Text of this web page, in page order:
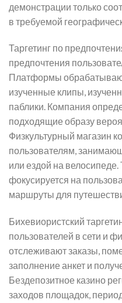
демонстрации только
в требуемой
Таргетинг по
предпочтения
Платформы
изученные клипы,
паблики. Компания
подходящие образу
Физкультурный магазин
пользователям,
или ездой на
фокусируется на
маршруты для
Бихевиористский
пользователей в сети и
отслеживают заказы,
заполнение анкет и
Бездепозитное казино
заходов площадок,